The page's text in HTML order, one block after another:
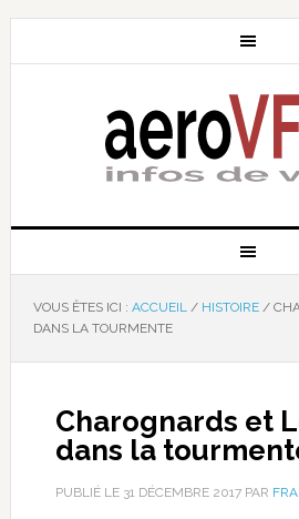
VOUS ÊTES ICI : ACCUEIL / HISTOIRE /
DANS LA TOURMENTE
Charognards et
dans la
PUBLIÉ LE 31 DÉCEMBRE 2017PAR